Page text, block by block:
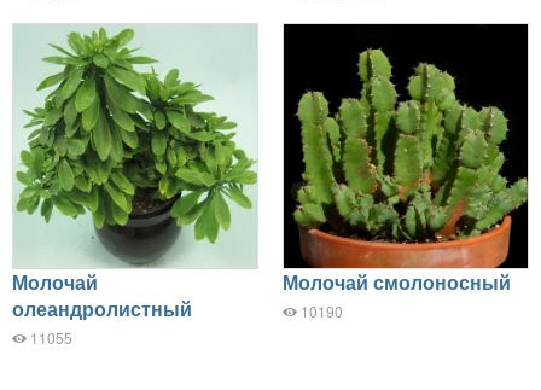
Молочай
олеандролистный
11055
Молочай смолоносный
10190